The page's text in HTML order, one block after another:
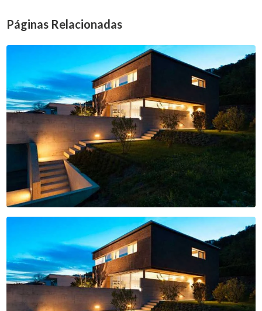
Páginas Relacionadas